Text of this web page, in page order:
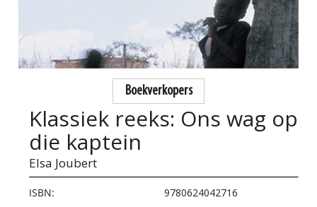
Boekverkopers
Klassiek reeks: Ons wag op
die kaptein
Elsa Joubert
ISBN:
9780624042716